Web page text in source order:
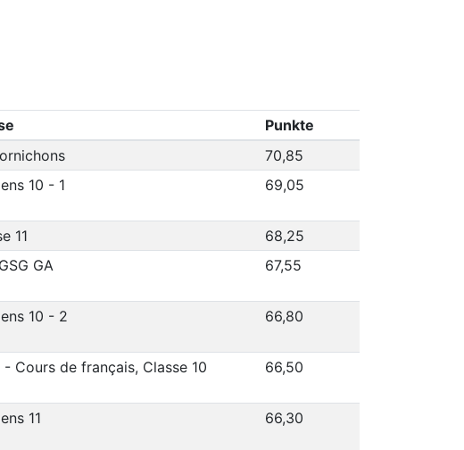
Punkte
70,85
10 - 1 69,05
11
68,25
GA 67,55
10 - 2 66,80
- Cours de français, Classe 10 66,50
11 66,30